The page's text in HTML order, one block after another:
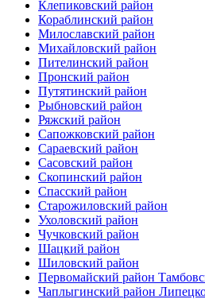
Клепиковский район
Кораблинский район
Милославский район
Михайловский район
Пителинский район
Пронский район
Путятинский район
Рыбновский район
Ряжский район
Сапожковский район
Сараевский район
Сасовский район
Скопинский район
Спасский район
Старожиловский район
Ухоловский район
Чучковский район
Шацкий район
Шиловский район
Первомайский район
Чаплыгинский район